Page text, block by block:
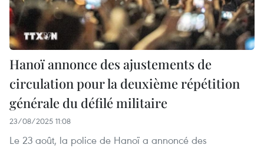
Hanoï annonce des ajustements de
circulation pour la deuxième répétition
générale du défilé militaire
23/08/2025 11:08
Le 23 août, la police de Hanoï a annoncé des